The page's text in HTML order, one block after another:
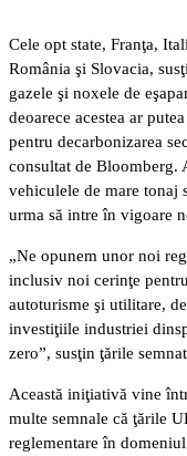
Cele opt state, Franţa,
România şi Slovacia,
gazele şi noxele de
deoarece acestea ar
pentru decarbonizarea
consultat de Bloomberg.
vehiculele de mare tonaj
urma să intre în vigoare
„Ne opunem unor noi
inclusiv noi cerinţe
autoturisme şi utilitare,
investiţiile industriei
zero”, susţin ţările
Această iniţiativă vine
multe semnale că ţările
reglementare în